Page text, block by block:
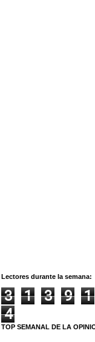
Lectores durante la semana:
3 1 3 9
1
4
TOP SEMANAL DE LA